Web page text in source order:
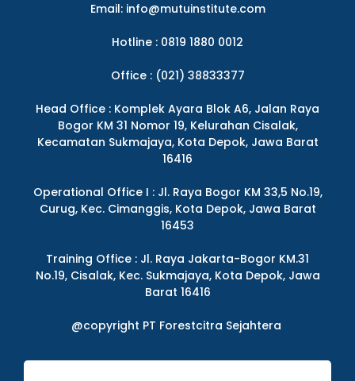
Email: info@mutuinstitute.com
Hotline : 0819 1880 0012
Office : (021) 38833377
Head Office : Komplek Ayara Blok A6, Jalan Raya
Bogor KM 31 Nomor 19, Kelurahan Cisalak,
Kecamatan Sukmajaya, Kota Depok, Jawa Barat
16416
Operational Office I : Jl. Raya Bogor KM 33,5 No.19,
Curug, Kec. Cimanggis, Kota Depok, Jawa Barat
16453
Training Office : Jl. Raya Jakarta-Bogor KM.31
No.19, Cisalak, Kec. Sukmajaya, Kota Depok, Jawa
Barat 16416
@copyright PT Forestcitra Sejahtera